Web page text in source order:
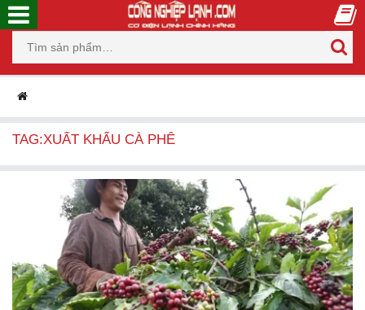
TAG:XUẤT KHẨU CÀ PHÊ